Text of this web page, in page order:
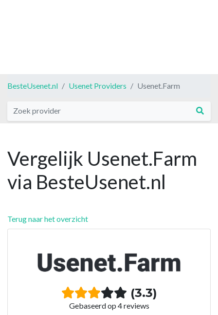
BesteUsenet.nl Usenet Providers Usenet.Farm
Vergelijk Usenet.Farm
via BesteUsenet.nl
Terug naar het overzicht
(3.3)
Gebaseerd op 4 reviews